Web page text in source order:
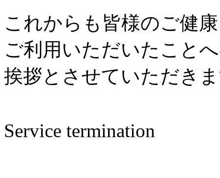
これからも皆様のご健
ご利用いただいたこと
挨拶とさせていただき
Service termination